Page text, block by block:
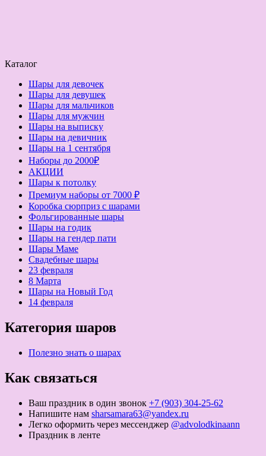
Каталог
Шары для девочек
Шары для девушек
Шары для мальчиков
Шары для мужчин
Шары на выписку
Шары на девичник
Шары на 1 сентября
Наборы до 2000₽
АКЦИИ
Шары к потолку
Премиум наборы от 7000 ₽
Коробка сюрприз с шарами
Фольгированные шары
Шары на годик
Шары на гендер пати
Шары Маме
Свадебные шары
23 февраля
8 Марта
Шары на Новый Год
14 февраля
Категория шаров
Полезно знать о шарах
Как связаться
Ваш праздник в один звонок +7 (903) 304-25-62
Напишите нам sharsamara63@yandex.ru
Легко оформить через мессенджер @advolodkinaann
Праздник в ленте